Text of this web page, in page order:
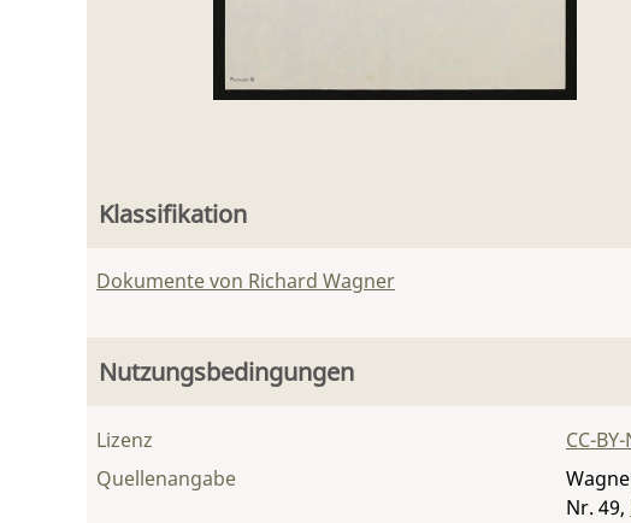
Klassifikation
Dokumente von Richard Wagner
Nutzungsbedingungen
Lizenz
CC-
Quellenangabe
Nr. 49,